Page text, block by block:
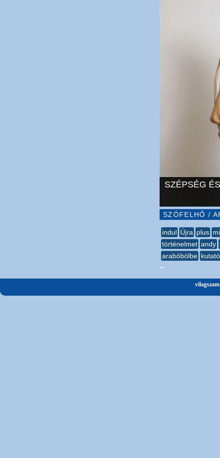
SZÉPSÉG
SZÓFELHŐ /
indul Újra plus
történelmet andy
araböbölbe
--